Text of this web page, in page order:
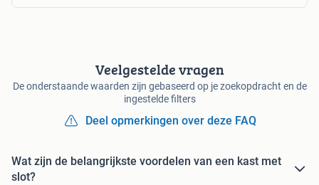
Veelgestelde vragen
De onderstaande waarden zijn gebaseerd op je zoekopdracht en de
ingestelde filters
Deel opmerkingen over deze FAQ
Wat zijn de belangrijkste voordelen van een kast met
slot?